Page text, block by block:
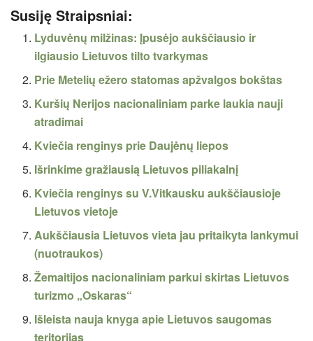
Susiję Straipsniai:
Lyduvėnų milžinas: Įpusėjo aukščiausio ir
ilgiausio Lietuvos tilto tvarkymas
Prie Metelių ežero statomas apžvalgos bokštas
Kuršių Nerijos nacionaliniam parke laukia nauji
atradimai
Kviečia renginys prie Daujėnų liepos
Išrinkime gražiausią Lietuvos piliakalnį
Kviečia renginys su V.Vitkausku aukščiausioje
Lietuvos vietoje
Aukščiausia Lietuvos vieta jau pritaikyta lankymui
(nuotraukos)
Žemaitijos nacionaliniam parkui skirtas Lietuvos
turizmo „Oskaras“
Išleista nauja knyga apie Lietuvos saugomas
teritorijas